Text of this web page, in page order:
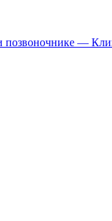
позвоночнике —